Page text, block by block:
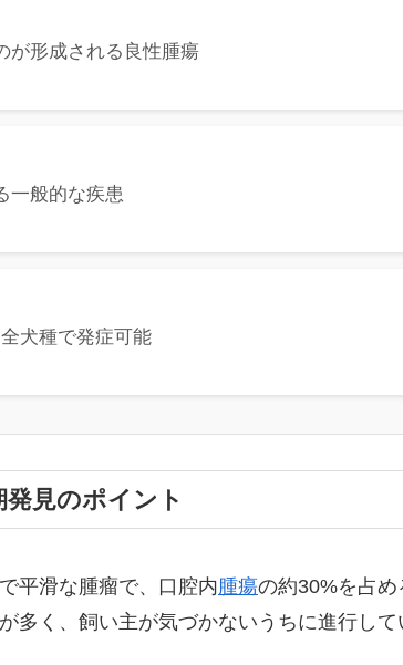
が形成される良性腫瘍
一般的な疾患
犬種で発症可能
見のポイント
平滑な腫瘤で、口腔内腫瘍の約30%を占
多く、飼い主が気づかないうちに進行して